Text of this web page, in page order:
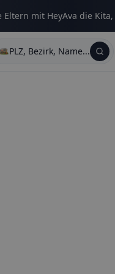
mit HeyAva die Kita,
PLZ, Bezirk, Name...